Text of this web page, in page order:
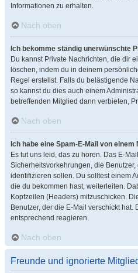
Informationen zu erhalten.
Nach oben
Ich bekomme ständig unerwünschte
Du kannst Private Nachrichten, die dir
löschen, indem du in deinem
Regel erstellst. Falls du belästigende
so kannst du dies auch einem
betreffenden Mitglied dann verbieten,
Nach oben
Ich habe eine Spam-E-Mail von
Es tut uns leid, das zu hören. Das E-
Sicherheitsvorkehrungen, die
identifizieren sollen. Du solltest einem
die du bekommen hast, weiterleiten.
Kopfzeilen (Headers) mitzuschicken.
Benutzer, der die E-Mail verschickt hat.
entsprechend reagieren.
Nach oben
Freunde und ignorierte